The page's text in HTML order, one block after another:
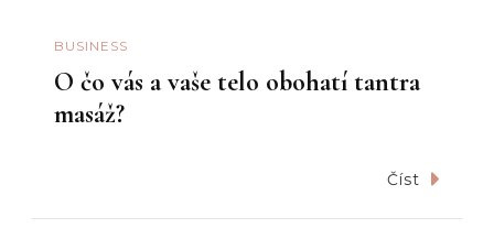
BUSINESS
O čo vás a vaše telo obohatí tantra
masáž?
Číst